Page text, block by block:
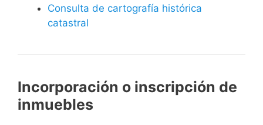
Consulta de cartografía histórica
catastral
Incorporación o inscripción de
inmuebles